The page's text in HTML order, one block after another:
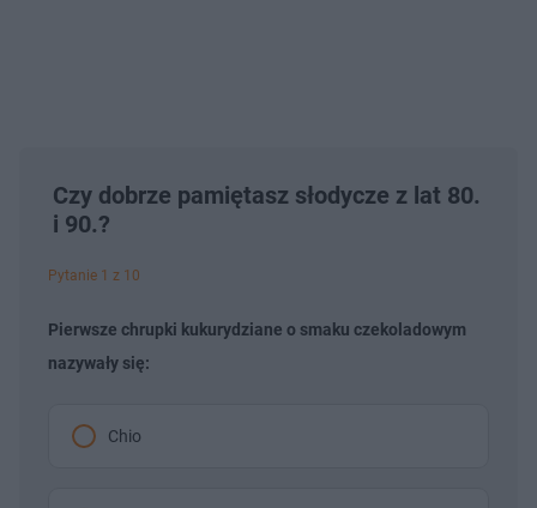
Czy dobrze pamiętasz słodycze z lat 80.
i 90.?
Pytanie 1 z 10
Pierwsze chrupki kukurydziane o smaku czekoladowym
nazywały się:
Chio